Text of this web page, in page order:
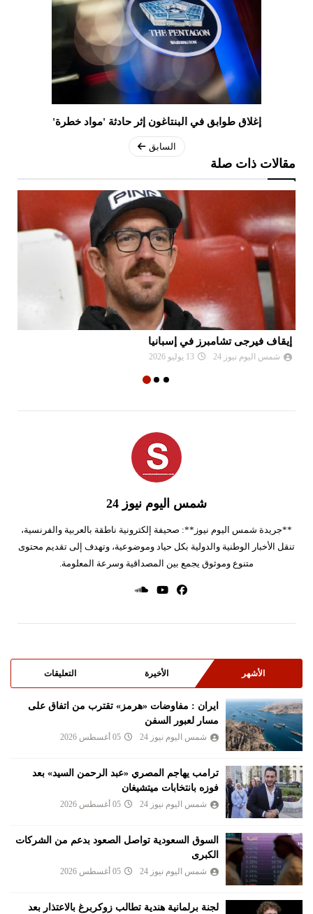
إغلاق طوابق في البنتاغون إثر حادثة 'مواد خطرة'
السابق
مقالات ذات صلة
إيقاف فيرجى تشامبرز في إسبانيا
شمس اليوم نيوز 24 13 يوليو 2026
شمس اليوم نيوز 24
**جريدة شمس اليوم نيوز**: صحيفة إلكترونية ناطقة بالعربية والفرنسية،
تنقل الأخبار الوطنية والدولية بكل حياد وموضوعية، وتهدف إلى تقديم محتوى
متنوع وموثوق يجمع بين المصداقية وسرعة المعلومة.
الأشهر الأخيرة التعليقات
ايران : مفاوضات «هرمز» تقترب من اتفاق على
مسار لعبور السفن
شمس اليوم نيوز 24 05 أغسطس 2026
ترامب يهاجم المصري «عبد الرحمن السيد» بعد
فوزه بانتخابات ميتشيغان
شمس اليوم نيوز 24 05 أغسطس 2026
السوق السعودية تواصل الصعود بدعم من الشركات
الكبرى
شمس اليوم نيوز 24 05 أغسطس 2026
لجنة برلمانية هندية تطالب زوكربرغ بالاعتذار بعد